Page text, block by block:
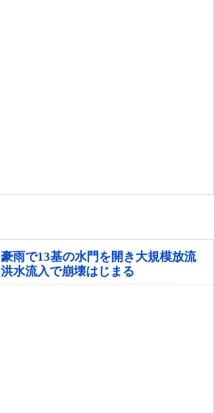
雨で13基の水門を開き大規模放流
水流入で崩壊はじまる